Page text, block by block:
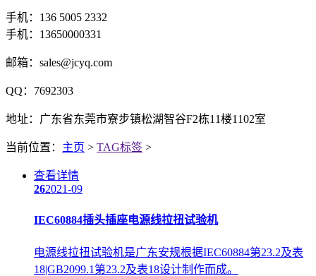
手机：136 5005 2332
手机：13650000331
邮箱：sales@jcyq.com
QQ：7692303
地址：广东省东莞市寮步镇松湖智谷F2栋11楼1102室
当前位置： 主页 > TAG标签 >
查看详情
262021-09
IEC60884插头插座电源线拉扭试验机
电源线拉扭试验机是广东安规根据IEC60884第23.2及表
18|GB2099.1第23.2及表18设计制作而成。